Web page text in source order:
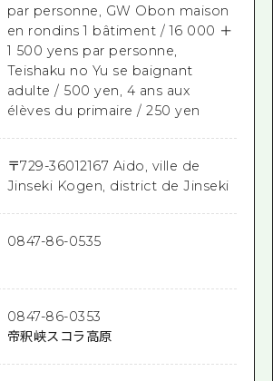
par personne, GW Obon maison
en rondins 1 bâtiment / 16 000 ＋
1 500 yens par personne,
Teishaku no Yu se baignant
adulte / 500 yen, 4 ans aux
élèves du primaire / 250 yen
〒729-36012167 Aido, ville de
Jinseki Kogen, district de Jinseki
0847-86-0535
0847-86-0353
帝釈峡スコラ高原